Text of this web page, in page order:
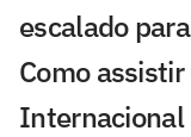
escalado
Como
Internacional